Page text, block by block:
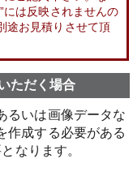
には反映されませんの
途お見積りさせて頂
ただく場合
るいは画像データな
作成する必要がある
なります。